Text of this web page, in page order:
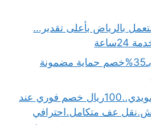
بالرياض بأعلى تقدير…
كراتين نقل عفش جدة بـ35%خصم حماية مضمونة
دينا نقل عفش بحي السويدي..100ريال خصم فوري عند
عف متكامل.احترافي